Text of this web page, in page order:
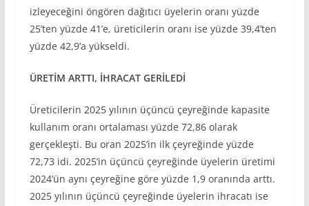
izleyeceğini öngören dağıtıcı üyelerin oranı yüzde
25’ten yüzde 41’e, üreticilerin oranı ise yüzde 39,4’ten
yüzde 42,9’a yükseldi.
ÜRETİM ARTTI, İHRACAT GERİLEDİ
Üreticilerin 2025 yılının üçüncü çeyreğinde kapasite
kullanım oranı ortalaması yüzde 72,86 olarak
gerçekleşti. Bu oran 2025’in ilk çeyreğinde yüzde
72,73 idi. 2025’in üçüncü çeyreğinde üyelerin üretimi
2024’ün aynı çeyreğine göre yüzde 1,9 oranında arttı.
2025 yılının üçüncü çeyreğinde üyelerin ihracatı ise